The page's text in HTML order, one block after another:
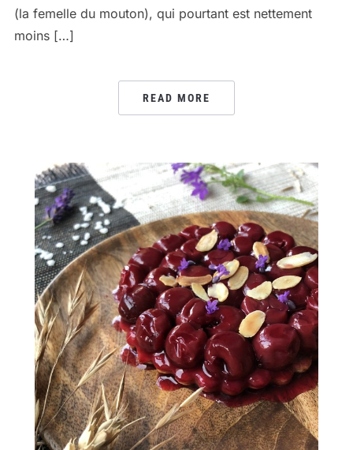
(la femelle du mouton), qui pourtant est nettement
moins […]
READ MORE